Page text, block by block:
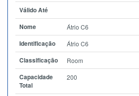
Válido Até
Nome
Átrio C6
Identificação Átrio C6
Classificação Room
Capacidade
Total
200